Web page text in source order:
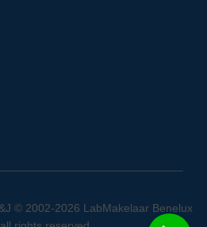
© 2002-2026 LabMakelaar Benelux